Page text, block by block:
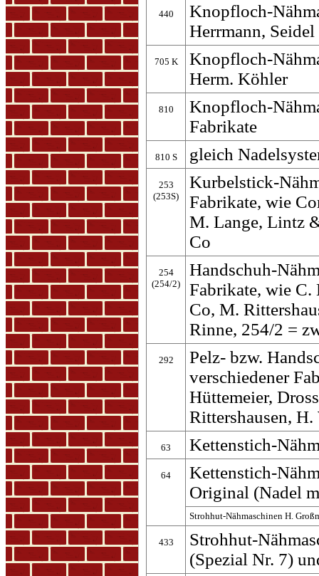
440
Knopfloch-
Herrmann,
705 K
Knopfloch-
Herm. Köhler
810
Knopfloch-
Fabrikate
810 S gleich
253
(253S)
Kurbelstick-
Fabrikate, wie
M. Lange, Lintz
Co
254
(254/2)
Handschuh-
Fabrikate, wie C.
Co, M.
Rinne, 254/2 =
292
Pelz- bzw.
verschiedener
Hüttemeier,
Rittershausen,
63 Kettenstich-
64
Kettenstich-
Original (Nadel
Strohhut-Nähmaschinen H.
433
Strohhut-
(Spezial Nr. 7)